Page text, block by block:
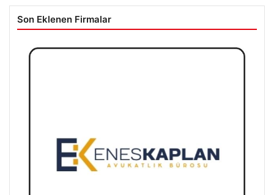
Son Eklenen Firmalar